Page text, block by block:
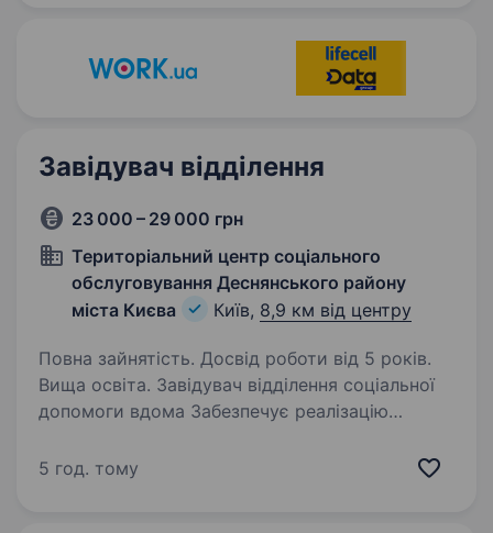
Завідувач відділення
23 000 – 29 000 грн
Територіальний центр соціального
обслуговування Деснянського району
міста Києва
Київ, 8,9 км від центру
Повна зайнятість. Досвід роботи від 5 років.
Вища освіта. Завідувач відділення соціальної
допомоги вдома Забезпечує реалізацію
його роботу, зокрема виявлення та надання
5 год. тому